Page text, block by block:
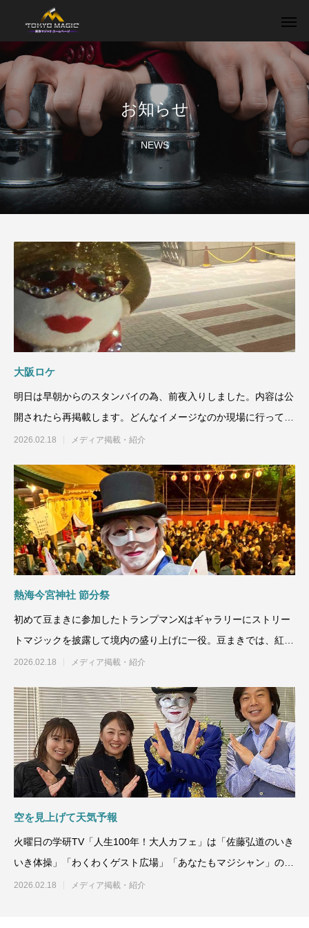
お知らせ
NEWS
大阪ロケ
明日は早朝からのスタンバイの為、前夜入りしました。内容は公
開されたら再掲載します。どんなイメージなのか現場に行ってか
らのロケです。
2026.02.18 メディア掲載・紹介
熱海今宮神社 節分祭
初めて豆まきに参加したトランプマンXはギャラリーにストリー
トマジックを披露して境内の盛り上げに一役。豆まきでは、紅白
のお餅や福豆に加え、トラ
2026.02.18 メディア掲載・紹介
空を見上げて天気予報
火曜日の学研TV「人生100年！大人カフェ」は「佐藤弘道のいき
いき体操」「わくわくゲスト広場」「あなたもマジシャン」の各
コーナーで廣岡まりあ
2026.02.18 メディア掲載・紹介